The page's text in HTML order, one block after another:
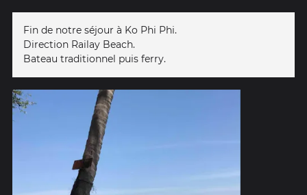
Fin de notre séjour à Ko Phi Phi.
Direction Railay Beach.
Bateau traditionnel puis ferry.